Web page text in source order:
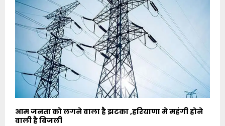
आम जनता को लगने वाला है झटका ,हरियाणा मे महंगी होने
वाली है बिजली